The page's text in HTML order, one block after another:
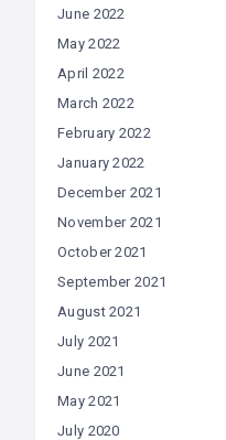
June 2022
May 2022
April 2022
March 2022
February 2022
January 2022
December 2021
November 2021
October 2021
September 2021
August 2021
July 2021
June 2021
May 2021
July 2020